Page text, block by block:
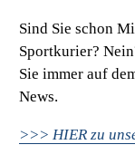
Sind Sie schon
Sportkurier?
Sie immer auf
News.
>>> HIER zu